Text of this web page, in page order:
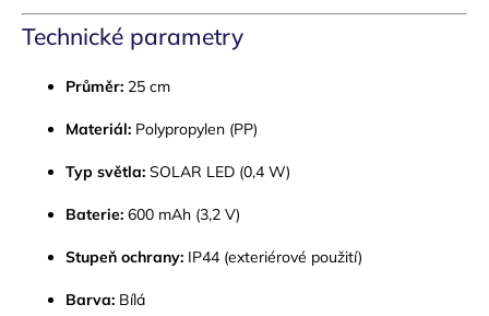
Technické parametry
Průměr: 25 cm
Materiál: Polypropylen (PP)
Typ světla: SOLAR LED (0,4 W)
Baterie: 600 mAh (3,2 V)
Stupeň ochrany: IP44 (exteriérové použití)
Barva: Bílá